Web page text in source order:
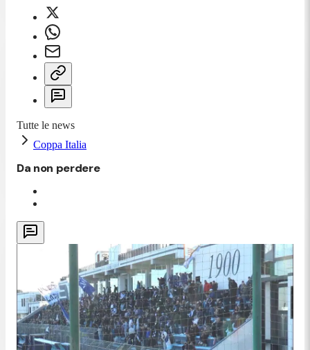
Tutte le news
Coppa Italia
Da non perdere